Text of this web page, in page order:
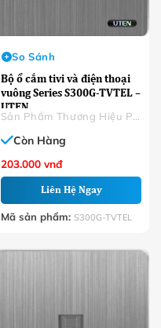
Bộ ổ cắm tivi và điện thoại
vuông Series S300G-TVTEL –
UTEN
So Sánh
Còn Hàng
203.000 vnđ
Liên Hệ Ngay
Mã sản phẩm: S300G-TVTEL